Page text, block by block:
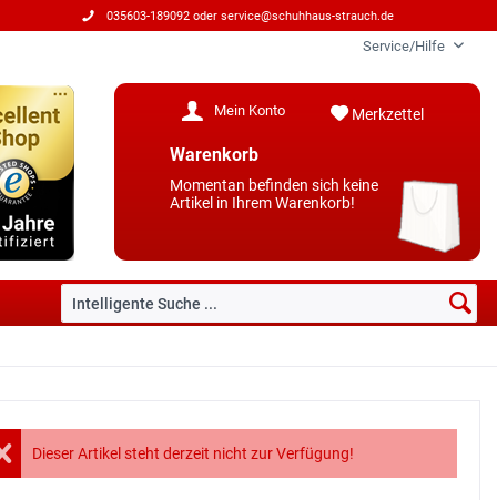
035603-189092 oder service@schuhhaus-strauch.de
Service/Hilfe
Merkzettel
Mein Konto
Warenkorb
Momentan befinden sich keine
Artikel in Ihrem Warenkorb!
Dieser Artikel steht derzeit nicht zur Verfügung!